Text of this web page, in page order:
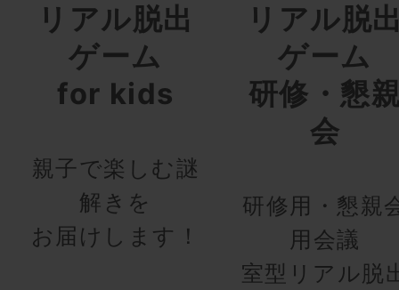
リアル脱出
ゲーム
for kids
親子で楽しむ謎
解きを
お届けします！
リアル脱
ゲーム
研修・懇
会
研修用・懇親
用会議
室型リアル脱